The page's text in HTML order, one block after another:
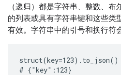
（递归）都是字符串、整数、
的列表或具有字符串键和这些类
有效。字符串中的引号和换行符
struct(key=123).to_json()
# {"key":123}